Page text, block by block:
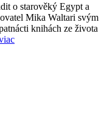
o starověký Egypt a
Mika Waltari svým
knihách ze života